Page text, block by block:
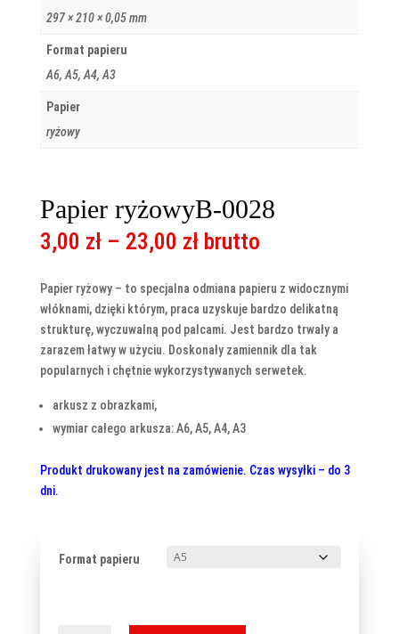
297 × 210 × 0,05 mm
Format papieru
A6, A5, A4, A3
Papier
ryżowy
Papier ryżowyB-0028
3,00 zł – 23,00 złZakres
od
3,00 zł
do
23,00 zł
brutto
Papier ryżowy – to specjalna odmiana papieru z widocznymi
włóknami, dzięki którym, praca uzyskuje bardzo delikatną
strukturę, wyczuwalną pod palcami. Jest bardzo trwały a
zarazem łatwy w użyciu. Doskonały zamiennik dla tak
popularnych i chętnie wykorzystywanych serwetek.
arkusz z obrazkami,
wymiar całego arkusza: A6, A5, A4, A3
Produkt drukowany jest na zamówienie. Czas wysyłki – do 3
dni.
Format papieru